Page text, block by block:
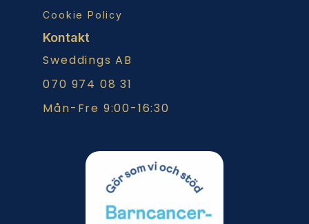
Cookie Policy
Kontakt
Sweddings AB
070 974 08 31
Mån-Fre 9:00-16:30